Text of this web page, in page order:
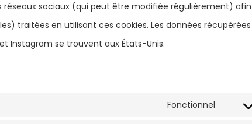
sociaux (qui peut être modifiée régulièrement) afin
traitées en utilisant ces cookies. Les données récupérées
Instagram se trouvent aux États-Unis.
Fonctionnel